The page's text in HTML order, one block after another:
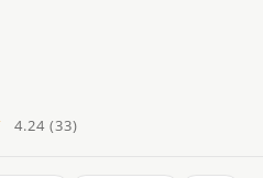
4.24 (33)